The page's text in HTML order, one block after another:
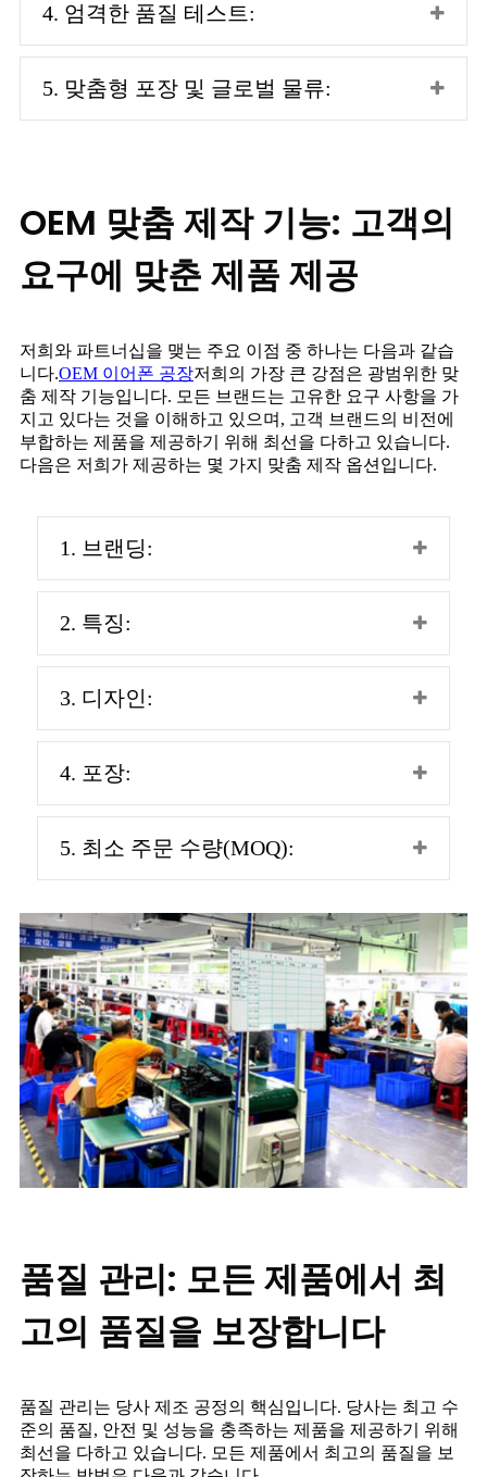
4. 엄격한 품질 테스트:
5. 맞춤형 포장 및 글로벌 물류:
OEM 맞춤 제작 기능: 고객의
요구에 맞춘 제품 제공
저희와 파트너십을 맺는 주요 이점 중 하나는 다음과 같습
니다.OEM 이어폰 공장저희의 가장 큰 강점은 광범위한 맞
춤 제작 기능입니다. 모든 브랜드는 고유한 요구 사항을 가
지고 있다는 것을 이해하고 있으며, 고객 브랜드의 비전에
부합하는 제품을 제공하기 위해 최선을 다하고 있습니다.
다음은 저희가 제공하는 몇 가지 맞춤 제작 옵션입니다.
1. 브랜딩:
2. 특징:
3. 디자인:
4. 포장:
5. 최소 주문 수량(MOQ):
품질 관리: 모든 제품에서 최
고의 품질을 보장합니다
품질 관리는 당사 제조 공정의 핵심입니다. 당사는 최고 수
준의 품질, 안전 및 성능을 충족하는 제품을 제공하기 위해
최선을 다하고 있습니다. 모든 제품에서 최고의 품질을 보